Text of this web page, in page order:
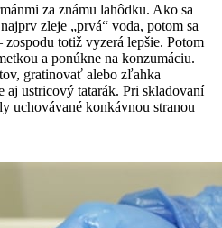
za známu lahôdku. Ako sa
zleje „prvá“ voda, potom sa
zospodu totiž vyzerá lepšie. Potom
a ponúkne na konzumáciu.
gratinovať alebo zľahka
aj ustricový tatarák. Pri skladovaní
uchovávané konkávnou stranou